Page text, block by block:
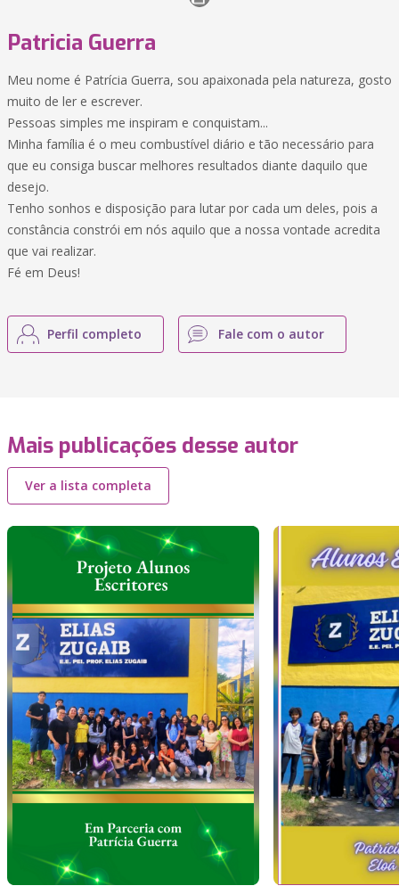
Patricia Guerra
Meu nome é Patrícia Guerra, sou apaixonada pela natureza, gosto
muito de ler e escrever.
Pessoas simples me inspiram e conquistam...
Minha família é o meu combustível diário e tão necessário para
que eu consiga buscar melhores resultados diante daquilo que
desejo.
Tenho sonhos e disposição para lutar por cada um deles, pois a
constância constrói em nós aquilo que a nossa vontade acredita
que vai realizar.
Fé em Deus!
Perfil completo Fale com o autor
Mais publicações desse autor
Ver a lista completa